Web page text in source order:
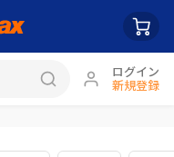
ログイン
新規登録